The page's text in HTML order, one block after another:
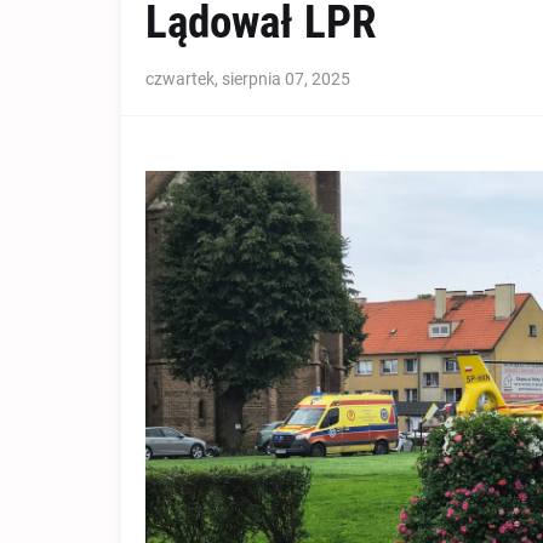
Lądował LPR
czwartek, sierpnia 07, 2025